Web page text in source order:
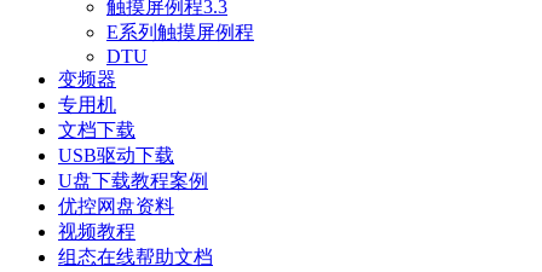
触摸屏例程3.3
E系列触摸屏例程
DTU
变频器
专用机
文档下载
USB驱动下载
U盘下载教程案例
优控网盘资料
视频教程
组态在线帮助文档